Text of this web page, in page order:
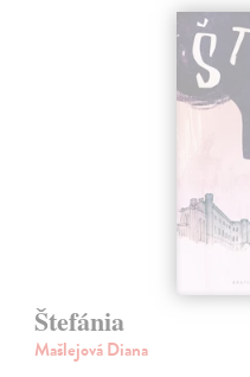
Štefánia
Mašlejová Diana